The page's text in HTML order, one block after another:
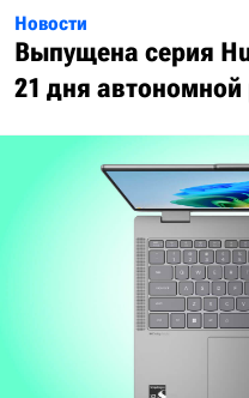
Новости
Выпущена серия
21 дня